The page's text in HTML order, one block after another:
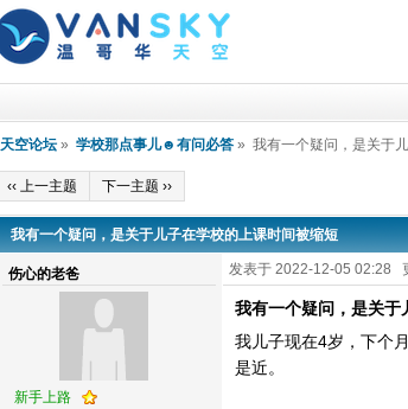
天空论坛 » 学校那点事儿☻有问必答 » 我有一个疑问，是关于
‹‹ 上一主题 下一主题 ››
我有一个疑问，是关于儿子在学校的上课时间被缩短
伤心的老爸
新手上路
发表于 2022-12-05 02:28
我有一个疑问，是关于
我儿子现在4岁，下个
是近。